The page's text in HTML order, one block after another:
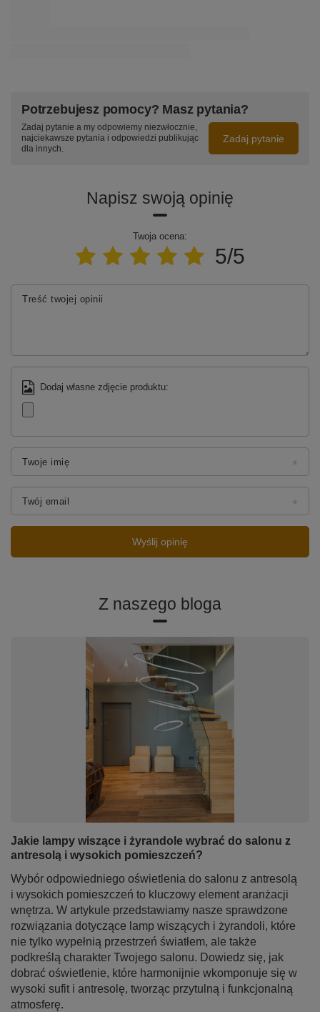
Potrzebujesz pomocy? Masz pytania?
Zadaj pytanie a my odpowiemy niezwłocznie,
najciekawsze pytania i odpowiedzi publikując
dla innych.
Zadaj pytanie
Napisz swoją opinię
Twoja ocena:
5/5
Treść twojej opinii
Dodaj własne zdjęcie produktu:
Twoje imię
Twój email
Wyślij opinię
Z naszego bloga
Jakie lampy wiszące i żyrandole wybrać do salonu z
antresolą i wysokich pomieszczeń?
Wybór odpowiedniego oświetlenia do salonu z antresolą
i wysokich pomieszczeń to kluczowy element aranżacji
wnętrza. W artykule przedstawiamy nasze sprawdzone
rozwiązania dotyczące lamp wiszących i żyrandoli, które
nie tylko wypełnią przestrzeń światłem, ale także
podkreślą charakter Twojego salonu. Dowiedz się, jak
dobrać oświetlenie, które harmonijnie wkomponuje się w
wysoki sufit i antresolę, tworząc przytulną i funkcjonalną
atmosferę.